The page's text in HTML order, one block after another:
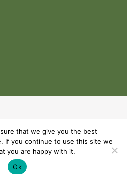
Please read our
for usage of this site.
that we give you the best
If you continue to use this site we
you are happy with it.
Ok